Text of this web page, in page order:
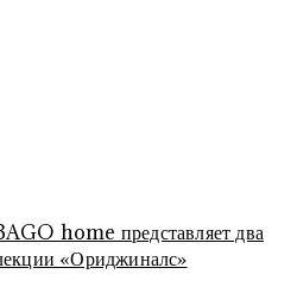
home представляет два
«Ориджиналс»